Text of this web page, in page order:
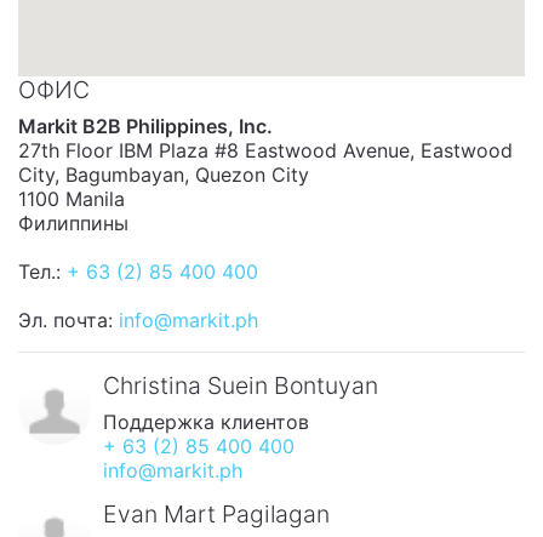
ОФИС
Markit B2B Philippines, Inc.
27th Floor IBM Plaza #8 Eastwood Avenue, Eastwood
City, Bagumbayan, Quezon City
1100 Manila
Филиппины
Тел.: + 63 (2) 85 400 400
Эл. почта: info@markit.ph
Christina Suein Bontuyan
Поддержка клиентов
+ 63 (2) 85 400 400
info@markit.ph
Evan Mart Pagilagan